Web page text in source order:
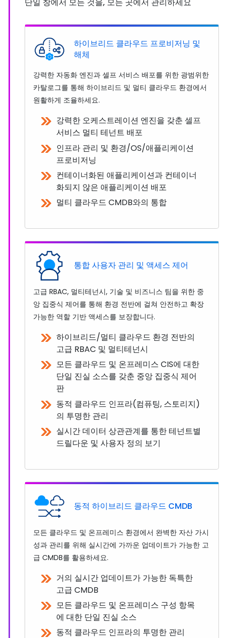
단일 창에서 모든 것을, 모든 곳에서 관리하세요
하이브리드 클라우드 프로비저닝 및
해체
강력한 자동화 엔진과 셀프 서비스 배포를 위한 광범위한
카탈로그를 통해 하이브리드 및 멀티 클라우드 환경에서
원활하게 조율하세요.
강력한 오케스트레이션 엔진을 갖춘 셀프
서비스 멀티 테넌트 배포
인프라 관리 및 환경/OS/애플리케이션
프로비저닝
컨테이너화된 애플리케이션과 컨테이너
화되지 않은 애플리케이션 배포
멀티 클라우드 CMDB와의 통합
통합 사용자 관리 및 액세스 제어
고급 RBAC, 멀티테넌시, 기술 및 비즈니스 팀을 위한 중
앙 집중식 제어를 통해 환경 전반에 걸쳐 안전하고 확장
가능한 역할 기반 액세스를 보장합니다.
하이브리드/멀티 클라우드 환경 전반의
고급 RBAC 및 멀티테넌시
모든 클라우드 및 온프레미스 CIS에 대한
단일 진실 소스를 갖춘 중앙 집중식 제어
판
동적 클라우드 인프라(컴퓨팅, 스토리지)
의 투명한 관리
실시간 데이터 상관관계를 통한 테넌트별
드릴다운 및 사용자 정의 보기
동적 하이브리드 클라우드 CMDB
모든 클라우드 및 온프레미스 환경에서 완벽한 자산 가시
성과 관리를 위해 실시간에 가까운 업데이트가 가능한 고
급 CMDB를 활용하세요.
거의 실시간 업데이트가 가능한 독특한
고급 CMDB
모든 클라우드 및 온프레미스 구성 항목
에 대한 단일 진실 소스
동적 클라우드 인프라의 투명한 관리